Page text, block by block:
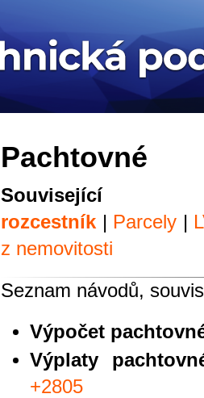
Pachtovné
rozcestník | Parcely |
z nemovitosti
Seznam návodů,
Výpočet
Výplaty
+2805